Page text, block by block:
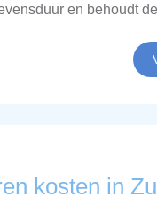
en behoudt
kosten in